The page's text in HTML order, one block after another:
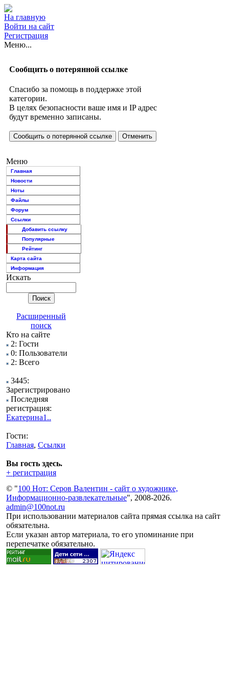
На главную
Войти на сайт
Регистрация
Меню...
Сообщить о потерянной ссылке
Спасибо за помощь в поддержке этой
категории.
В целях безопасности ваше имя и IP адрес
будут временно записаны.
Меню
Главная
Новости
Ноты
Файлы
Форум
Ссылки
Добавить ссылку
Популярные
Рейтинг
Карта сайта
Информация
Искать
Расширенный
поиск
Кто на сайте
2: Гости
0: Пользователи
2: Всего
3445:
Зарегистрировано
Последняя
регистрация:
Екатерина1..
Гости:
Главная, Ссылки
Вы гость здесь.
+ регистрация
© "100 Нот: Серов Валентин - сайт о художнике,
Информационно-развлекательные", 2008-2026.
admin@100not.ru
При использовании материалов сайта прямая ссылка на сайт
обязательна.
Если указан автор материала, то его упоминание при
перепечатке обязательно.